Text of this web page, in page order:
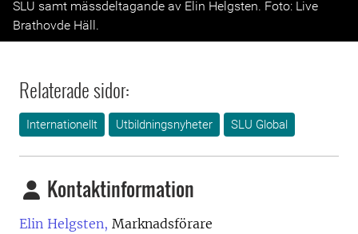
SLU samt mässdeltagande av Elin Helgsten. Foto: Live
Brathovde Häll.
Relaterade sidor:
Internationellt Utbildningsnyheter SLU Global
Kontaktinformation
Elin Helgsten, Marknadsförare